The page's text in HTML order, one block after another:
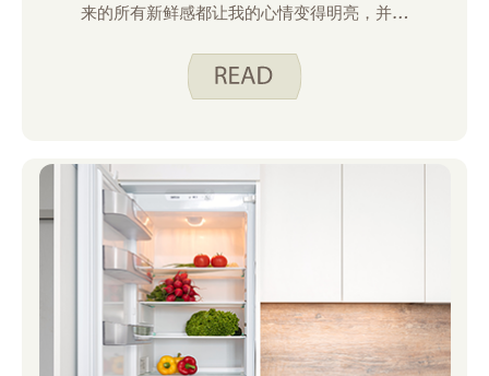
来的所有新鲜感都让我的心情变得明亮，并带
需要的动力！